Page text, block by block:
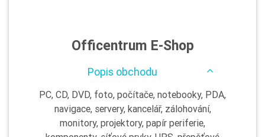
Officentrum E-Shop
Popis obchodu
PC, CD, DVD, foto, počítače, notebooky, PDA,
navigace, servery, kancelář, zálohování,
monitory, projektory, papír periferie,